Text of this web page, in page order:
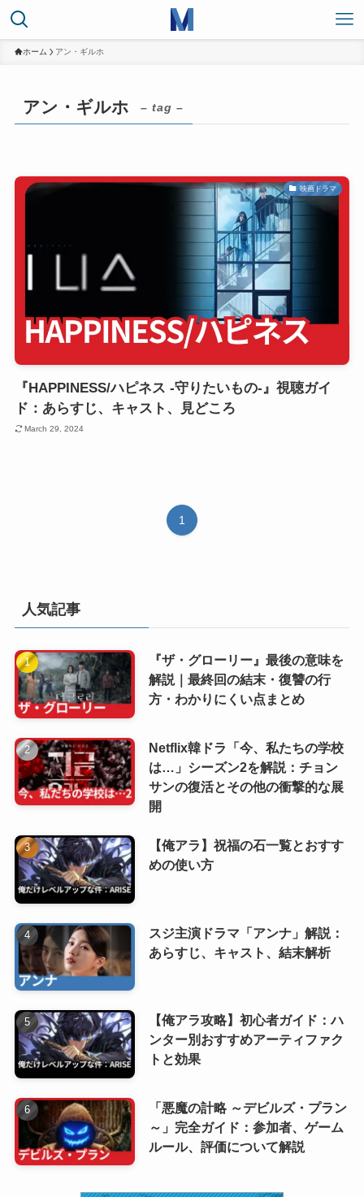
ホーム アン・ギルホ
アン・ギルホ – tag –
映画ドラマ
『HAPPINESS/ハピネス -守りたいもの-』視聴ガイ
ド：あらすじ、キャスト、見どころ
March 29, 2024
1
人気記事
『ザ・グローリー』最後の意味を
解説｜最終回の結末・復讐の行
方・わかりにくい点まとめ
Netflix韓ドラ「今、私たちの学校
は…」シーズン2を解説：チョン
サンの復活とその他の衝撃的な展
開
【俺アラ】祝福の石一覧とおすす
めの使い方
スジ主演ドラマ「アンナ」解説：
あらすじ、キャスト、結末解析
【俺アラ攻略】初心者ガイド：ハ
ンター別おすすめアーティファク
トと効果
「悪魔の計略 ～デビルズ・プラン
～」完全ガイド：参加者、ゲーム
ルール、評価について解説